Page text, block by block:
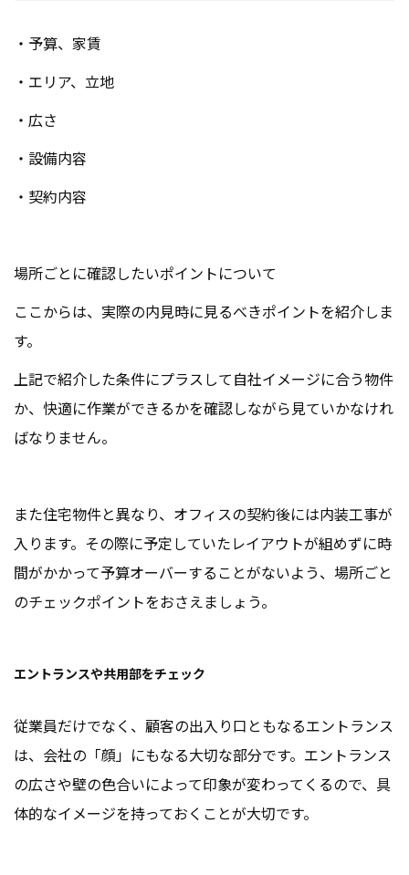
・予算、家賃
・エリア、立地
・広さ
・設備内容
・契約内容
場所ごとに確認したいポイントについて
ここからは、実際の内見時に見るべきポイントを紹介しま
す。
上記で紹介した条件にプラスして自社イメージに合う物件
か、快適に作業ができるかを確認しながら見ていかなけれ
ばなりません。
また住宅物件と異なり、オフィスの契約後には内装工事が
入ります。その際に予定していたレイアウトが組めずに時
間がかかって予算オーバーすることがないよう、場所ごと
のチェックポイントをおさえましょう。
エントランスや共用部をチェック
従業員だけでなく、顧客の出入り口ともなるエントランス
は、会社の「顔」にもなる大切な部分です。エントランス
の広さや壁の色合いによって印象が変わってくるので、具
体的なイメージを持っておくことが大切です。